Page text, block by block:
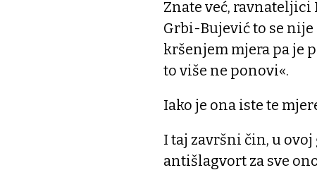
Znate već,
Grbi-Bujević to se
kršenjem mjera pa je
to više ne ponovi«.
Iako je ona iste te
I taj završni čin, u
antišlagvort za sve